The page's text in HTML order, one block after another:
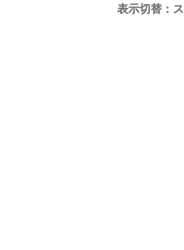
表示切替：